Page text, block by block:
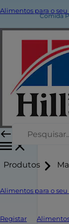
Alimentos para o
Produtos
Alimentos para o
Registar
Comida